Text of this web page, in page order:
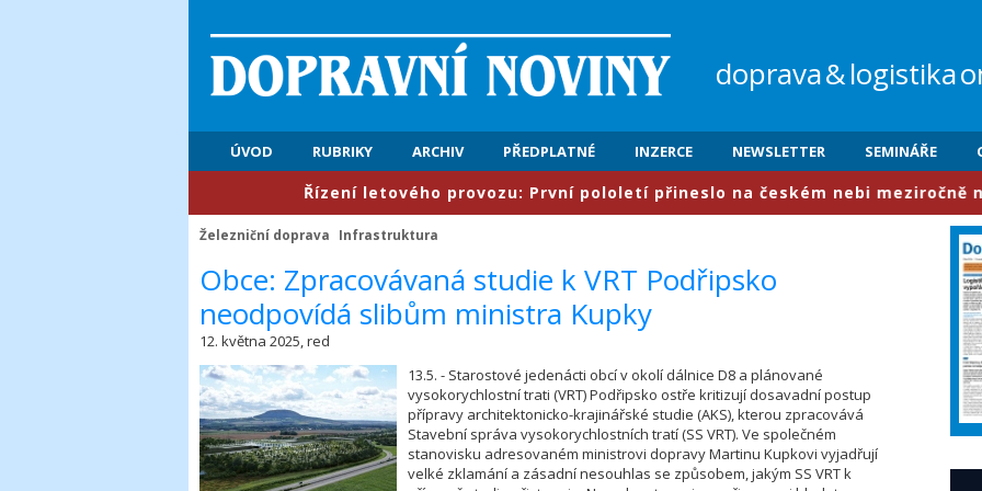
doprava&logistika
ÚVOD RUBRIKY ARCHIV PŘEDPLATNÉ INZERCE NEWSLETTER SEMINÁŘE
​Řízení letového provozu: První pololetí přineslo na českém nebi meziročně nárůst
Železniční doprava Infrastruktura
​Obce: Zpracovávaná studie k VRT Podřipsko
neodpovídá slibům ministra Kupky
12. května 2025, red
13.5. - Starostové jedenácti obcí v okolí dálnice D8 a plánované
vysokorychlostní trati (VRT) Podřipsko ostře kritizují dosavadní postup
přípravy architektonicko-krajinářské studie (AKS), kterou zpracovává
Stavební správa vysokorychlostních tratí (SS VRT). Ve společném
stanovisku adresovaném ministrovi dopravy Martinu Kupkovi vyjadřují
velké zklamání a zásadní nesouhlas se způsobem, jakým SS VRT k